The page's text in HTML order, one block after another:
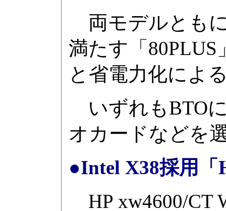
両モデルとも
満たす「
と省電力化によ
いずれもBTO
オカードなどを
●Intel X38採用「
HP xw4600/CT